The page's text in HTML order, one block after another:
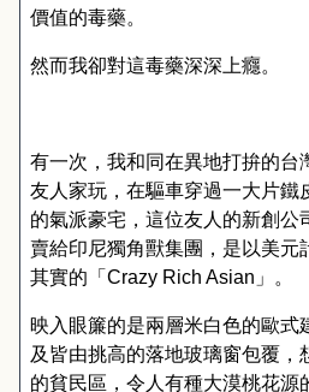
價值的毒藥。
然而我卻對這毒藥深深上癮。
有一次 ， 我和同在異地打拚的台
友人家玩 ， 在驅車穿過一大片鐵
的氣派豪宅 ， 這位友人的新創公
賣給印尼獨角獸集團 ， 是以美元
其實的 「 Crazy Rich Asian 」。
映入眼簾的是兩層米白色的歐式
及皆由挑高的落地玻璃窗包覆 ，
的貧民區 ， 令人有種大漠桃花源